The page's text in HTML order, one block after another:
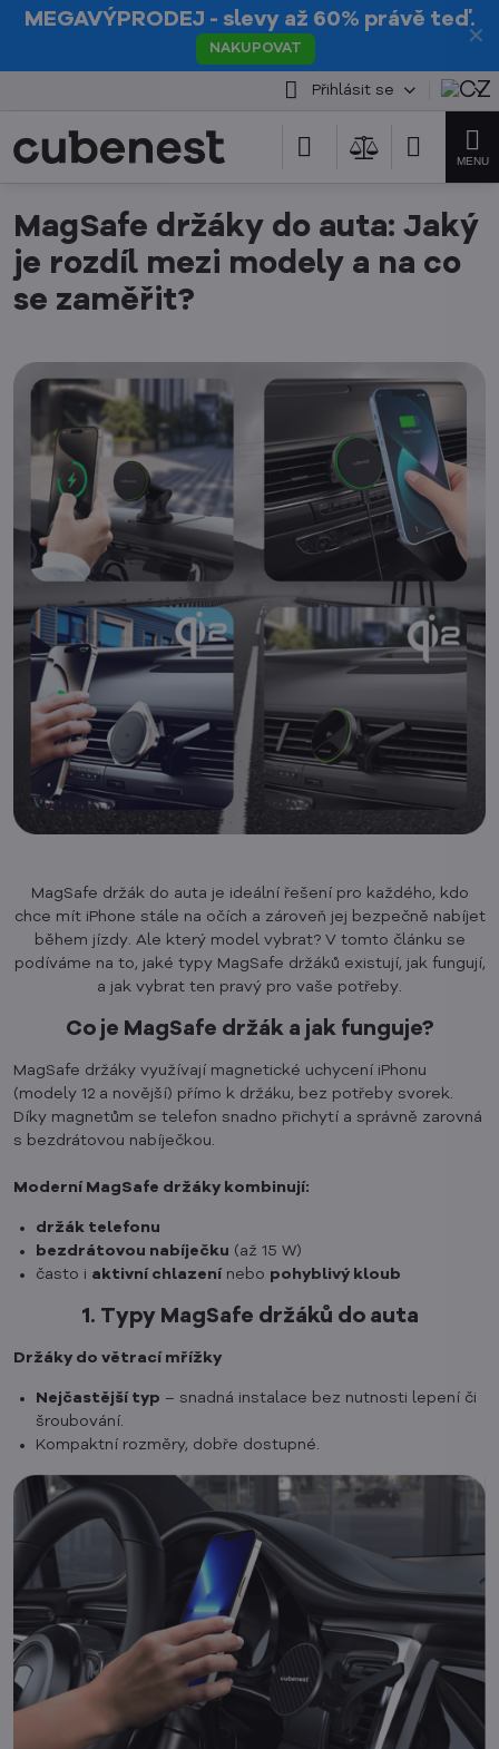
✕
MEGAVÝPRODEJ - slevy až 60% právě teď.
NAKUPOVAT
Přihlásit se
MagSafe držáky do auta: Jaký
je rozdíl mezi modely a na co
se zaměřit?
MagSafe držák do auta je ideální řešení pro každého, kdo
chce mít iPhone stále na očích a zároveň jej bezpečně nabíjet
během jízdy. Ale který model vybrat? V tomto článku se
podíváme na to, jaké typy MagSafe držáků existují, jak fungují,
a jak vybrat ten pravý pro vaše potřeby.
Co je MagSafe držák a jak funguje?
MagSafe držáky využívají magnetické uchycení iPhonu
(modely 12 a novější) přímo k držáku, bez potřeby svorek.
Díky magnetům se telefon snadno přichytí a správně zarovná
s bezdrátovou nabíječkou.
Moderní MagSafe držáky kombinují:
držák telefonu
bezdrátovou nabíječku (až 15 W)
často i aktivní chlazení nebo pohyblivý kloub
1. Typy MagSafe držáků do auta
Držáky do větrací mřížky
Nejčastější typ – snadná instalace bez nutnosti lepení či
šroubování.
Kompaktní rozměry, dobře dostupné.